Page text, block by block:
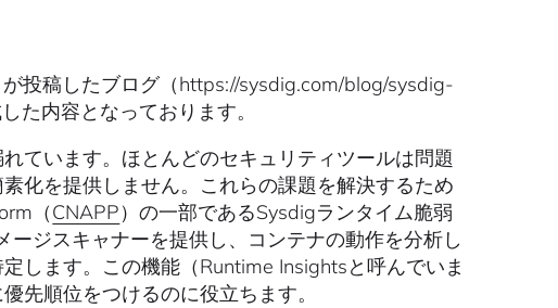
投稿したブログ（https://sysdig.com/blog/sysdig-
た内容となっております。
ています。ほとんどのセキュリティツールは問題
化を提供しません。これらの課題を解決するため
（CNAPP）の一部であるSysdigランタイム脆弱
ジスキャナーを提供し、コンテナの動作を分析し
します。この機能（Runtime Insightsと呼んでいま
先順位をつけるのに役立ちます。